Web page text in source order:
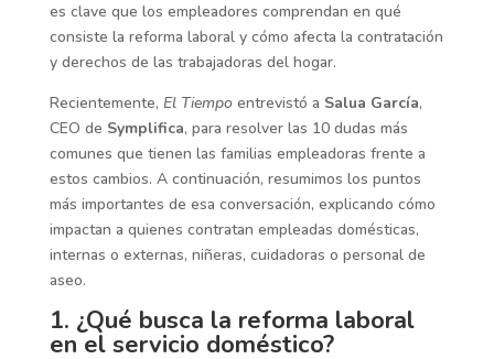
es clave que los empleadores comprendan en qué
consiste la reforma laboral y cómo afecta la contratación
y derechos de las trabajadoras del hogar.
Recientemente, El Tiempoentrevistó a Salua García,
CEO de Symplifica, para resolver las 10 dudas más
comunes que tienen las familias empleadoras frente a
estos cambios. A continuación, resumimos los puntos
más importantes de esa conversación, explicando cómo
impactan a quienes contratan empleadas domésticas,
internas o externas, niñeras, cuidadoras o personal de
aseo.
1. ¿Qué busca la reforma laboral
en el servicio doméstico?